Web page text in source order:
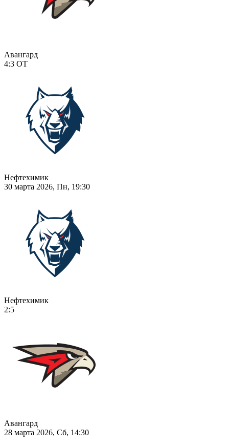
Авангард
4:3 ОТ
Нефтехимик
30 марта 2026, Пн, 19:30
Нефтехимик
2:5
Авангард
28 марта 2026, Сб, 14:30